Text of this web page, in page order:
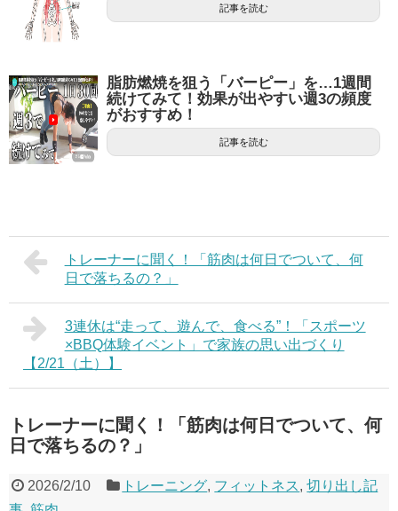
記事を読む
脂肪燃焼を狙う「バーピー」を…1週間
続けてみて！効果が出やすい週3の頻度
がおすすめ！
記事を読む
トレーナーに聞く！「筋肉は何日でついて、何
日で落ちるの？」
3連休は“走って、遊んで、食べる”！「スポーツ
×BBQ体験イベント」で家族の思い出づくり
【2/21（土）】
トレーナーに聞く！「筋肉は何日でついて、何
日で落ちるの？」
2026/2/10 トレーニング, フィットネス,切り出し記